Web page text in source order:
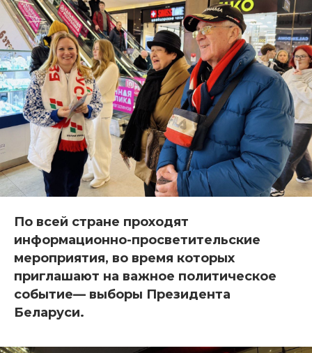
По всей стране проходят
информационно-просветительские
мероприятия, во время которых
приглашают на важное политическое
событие— выборы Президента
Беларуси.